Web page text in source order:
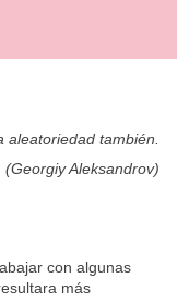
también.
(Georgiy Aleksandrov)
con algunas
más